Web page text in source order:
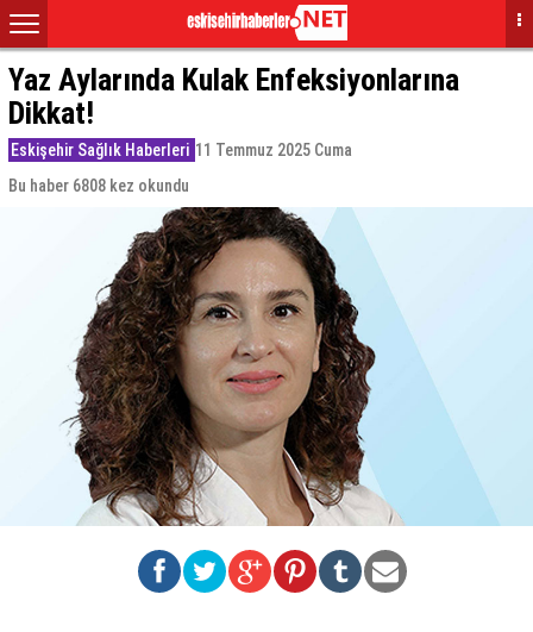
Yaz Aylarında Kulak Enfeksiyonlarına
Dikkat!
Eskişehir Sağlık Haberleri 11 Temmuz 2025 Cuma
Bu haber 6808 kez okundu